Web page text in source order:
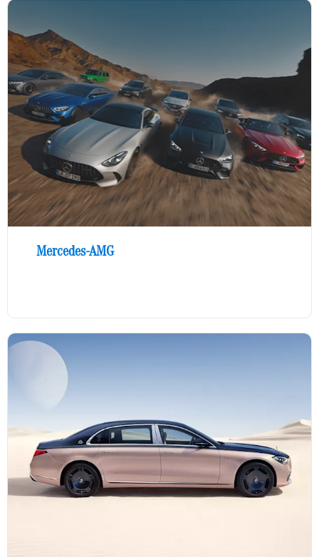
Mercedes-AMG